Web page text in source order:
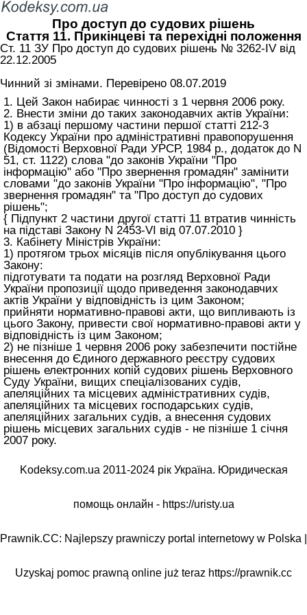
Про доступ до судових рішень
Стаття 11. Прикінцеві та перехідні положення
Ст. 11 ЗУ Про доступ до судових рішень № 3262-IV від
22.12.2005
Чинний зі змінами. Перевірено 08.07.2019
1. Цей Закон набирає чинності з 1 червня 2006 року.
2. Внести зміни до таких законодавчих актів України:
1) в абзаці першому частини першої статті 212-3
Кодексу України про адміністративні правопорушення
(Відомості Верховної Ради УРСР, 1984 р., додаток до N
51, ст. 1122) слова "до законів України "Про
інформацію" або "Про звернення громадян" замінити
словами "до законів України "Про інформацію", "Про
звернення громадян" та "Про доступ до судових
рішень";
{ Підпункт 2 частини другої статті 11 втратив чинність
на підставі Закону N 2453-VI від 07.07.2010 }
3. Кабінету Міністрів України:
1) протягом трьох місяців після опублікування цього
Закону:
підготувати та подати на розгляд Верховної Ради
України пропозиції щодо приведення законодавчих
актів України у відповідність із цим Законом;
прийняти нормативно-правові акти, що випливають із
цього Закону, привести свої нормативно-правові акти у
відповідність із цим Законом;
2) не пізніше 1 червня 2006 року забезпечити постійне
внесення до Єдиного державного реєстру судових
рішень електронних копій судових рішень Верховного
Суду України, вищих спеціалізованих судів,
апеляційних та місцевих адміністративних судів,
апеляційних та місцевих господарських судів,
апеляційних загальних судів, а внесення судових
рішень місцевих загальних судів - не пізніше 1 січня
2007 року.
Kodeksy.com.ua 2011-2024 рік Україна. Юридическая
помощь онлайн - https://uristy.ua
Prawnik.CC: Najlepszy prawniczy portal internetowy w Polska |
Uzyskaj pomoc prawną online już teraz https://prawnik.cc